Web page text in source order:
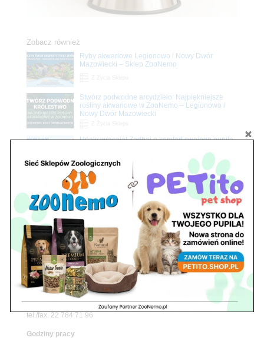
Zobacz również
Ryby akwariowe Legionowo i Nowy Dwór
Mazowiecki – Sklep ZooNemo
Stwórz podwodne arcydzieło: Najpiękniejsze
rośliny akwariowe w ZooNemo – Legionowo i
Nowy Dwór Mazowiecki
Promocje
Upały wracają! Zadbaj o komfort swojego pupila
Z Życia Sklepu
Petito Pet Shop – Internetowy Sklep Zoologiczny
Online! Wszystko Dla Twojego Pupila | ZooNemo
Znajdź nas
Adres
05-120 Legionowo
ul. Piłsudskiego 31,
pawilon 134
tel./fax. 22 784 71 96
Godziny pracy